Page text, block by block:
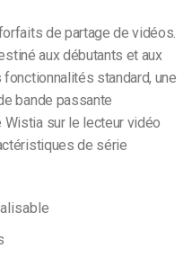
de partage de vidéos.
aux débutants et aux
standard, une
bande passante
Wistia sur le lecteur vidéo
de série